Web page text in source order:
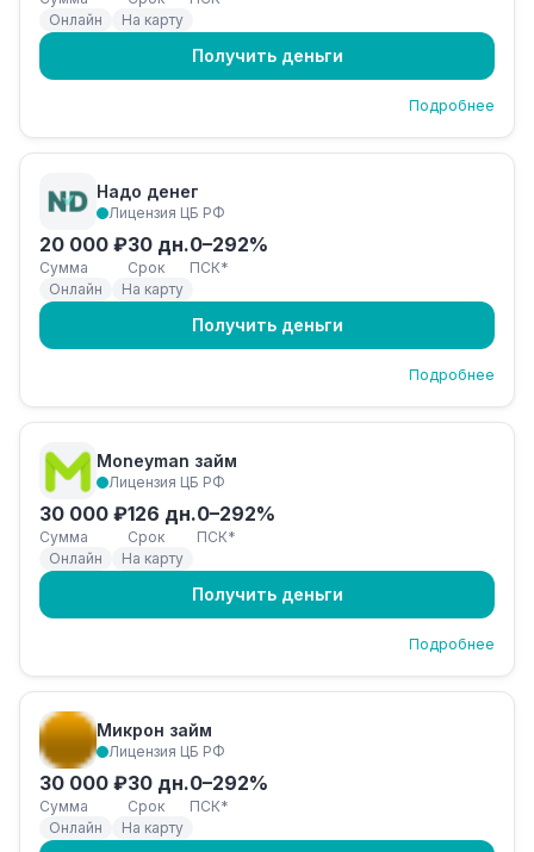
Онлайн
На карту
Получить деньги
Подробнее
Надо денег
Лицензия ЦБ РФ
20 000 ₽
Сумма
30 дн.
Срок
0–292%
ПСК*
Онлайн
На карту
Получить деньги
Подробнее
Moneyman займ
Лицензия ЦБ РФ
30 000 ₽
Сумма
126 дн.
Срок
0–292%
ПСК*
Онлайн
На карту
Получить деньги
Подробнее
Микрон займ
Лицензия ЦБ РФ
30 000 ₽
Сумма
30 дн.
Срок
0–292%
ПСК*
Онлайн
На карту